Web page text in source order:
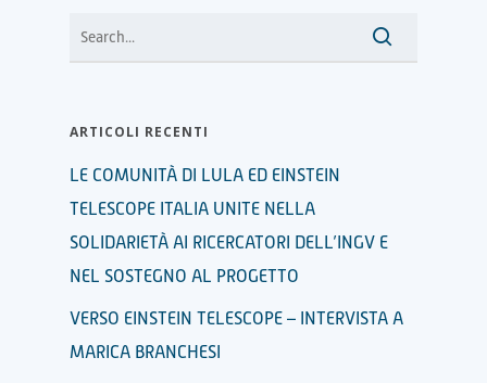
ARTICOLI RECENTI
LE COMUNITÀ DI LULA ED EINSTEIN
TELESCOPE ITALIA UNITE NELLA
SOLIDARIETÀ AI RICERCATORI DELL’INGV E
NEL SOSTEGNO AL PROGETTO
VERSO EINSTEIN TELESCOPE – INTERVISTA A
MARICA BRANCHESI